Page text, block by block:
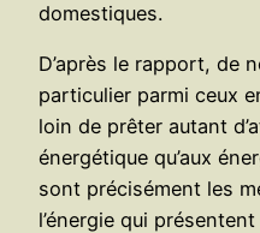
domestiques.
D’après le rapport, de
particulier parmi ceux
loin de prêter autant
énergétique qu’aux
sont précisément les
l’énergie qui